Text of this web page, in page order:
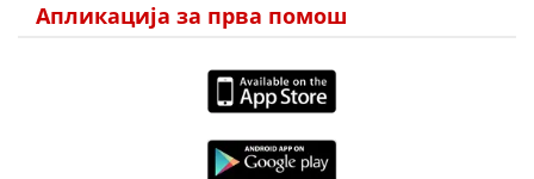
ОДНОСИ СО ЈАВНОСТ
МЕЃУНАРОДНА СОРАБОТКА
Апликација за прва помош